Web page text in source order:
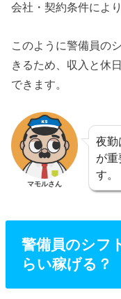
会社・契約条件によ
このように警備員の
きるため、収入と休
できます。
マモルさん
夜勤
が
す。
警備員のシフ
らい稼げる？